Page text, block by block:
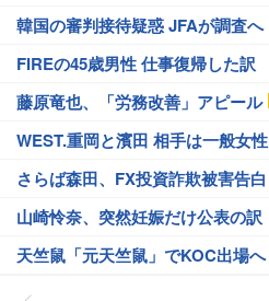
韓国の審判接待疑惑 JFAが調査へ
FIREの45歳男性 仕事復帰した訳
藤原竜也、「労務改善」アピール
WEST.重岡と濱田 相手は一般女性
さらば森田、FX投資詐欺被害告白
山崎怜奈、突然妊娠だけ公表の訳
天竺鼠「元天竺鼠」でKOC出場へ